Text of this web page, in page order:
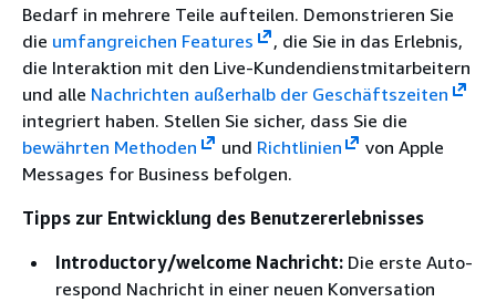
Bedarf in mehrere Teile aufteilen. Demonstrieren Sie
die umfangreichen Features
, die Sie in das Erlebnis,
die Interaktion mit den Live-Kundendienstmitarbeitern
und alle Nachrichten außerhalb der Geschäftszeiten
integriert haben. Stellen Sie sicher, dass Sie die
bewährten Methoden
und Richtlinien
von Apple
Messages for Business befolgen.
Tipps zur Entwicklung des Benutzererlebnisses
Introductory/welcome Nachricht: Die erste Auto-
respond Nachricht in einer neuen Konversation